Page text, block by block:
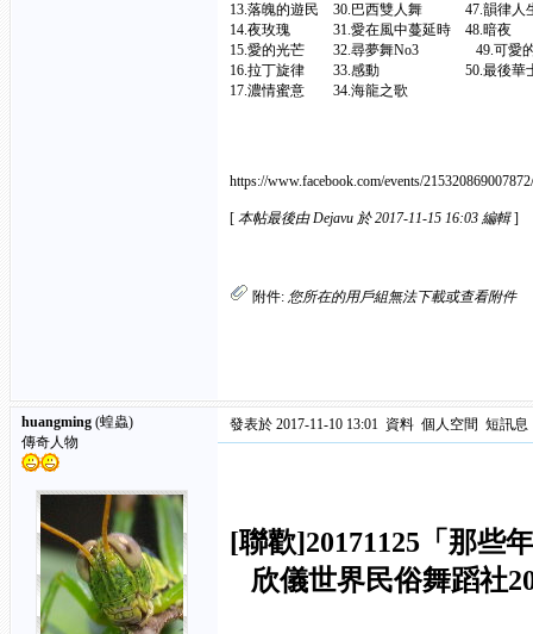
13.落魄的遊民 30.巴西雙人舞 47.韻律人
14.夜玫瑰 31.愛在風中蔓延時 48.暗夜
15.愛的光芒 32.尋夢舞No3 49.可愛的
16.拉丁旋律 33.感動 50.最後華
17.濃情蜜意 34.海龍之歌
https://www.facebook.com/events/215320869007872/
[本帖最後由 Dejavu 於 2017-11-15 16:03 編輯]
附件: 您所在的用戶組無法下載或查看附件
huangming (蝗蟲)
傳奇人物
發表於 2017-11-10 13:01 資料 個人空間 短訊息
[聯歡]20171125「那些
欣儀世界民俗舞蹈社